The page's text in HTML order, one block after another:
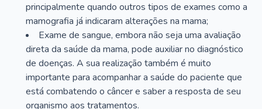
principalmente quando outros tipos de exames como a
mamografia já indicaram alterações na mama;
Exame de sangue, embora não seja uma avaliação
direta da saúde da mama, pode auxiliar no diagnóstico
de doenças. A sua realização também é muito
importante para acompanhar a saúde do paciente que
está combatendo o câncer e saber a resposta de seu
organismo aos tratamentos.